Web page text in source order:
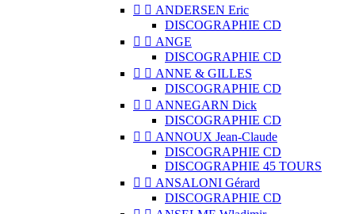
  ANDERSEN Eric
DISCOGRAPHIE CD
  ANGE
DISCOGRAPHIE CD
  ANNE & GILLES
DISCOGRAPHIE CD
  ANNEGARN Dick
DISCOGRAPHIE CD
  ANNOUX Jean-Claude
DISCOGRAPHIE CD
DISCOGRAPHIE 45 TOURS
  ANSALONI Gérard
DISCOGRAPHIE CD